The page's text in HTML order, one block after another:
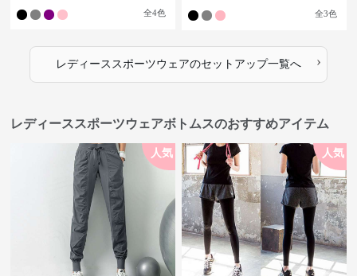
全4色 全3色
レディーススポーツウェアのセットアップ一覧へ ›
レディーススポーツウェアボトムスのおすすめアイテム
人気 人気